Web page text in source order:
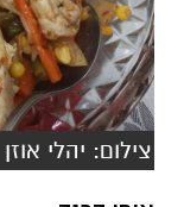
צילום: יהלי אוזן